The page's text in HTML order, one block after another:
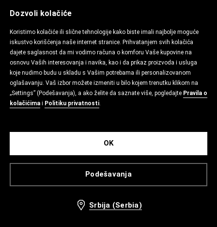
Dozvoli kolačiće
Koristimo kolačiće ili slične tehnologije kako biste imali najbolje moguće
iskustvo korišćenja naše internet stranice. Prihvatanjem svih kolačića
dajete saglasnost da mi vodimo računa o komforu Vaše kupovine na
osnovu Vaših interesovanja i navika, kao i da prikaz proizvoda i usluga
koje nudimo budu u skladu s Vašim potrebama ili personalizovanom
oglašavanju. Vaš izbor možete izmeniti u bilo kojem trenutku klikom na
„Settings” (Podešavanja), a ako želite da saznate više, pogledajte Pravila o
kolačićima i Politiku privatnosti.
Podešavanja
OK
Srbija (Serbia)